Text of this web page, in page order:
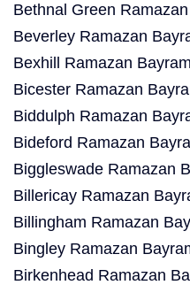
Bethnal Green
Beverley Ramazan
Bexhill Ramazan
Bicester Ramazan
Biddulph Ramazan
Bideford Ramazan
Biggleswade Ramazan
Billericay Ramazan
Billingham Ramazan
Bingley Ramazan
Birkenhead Ramazan